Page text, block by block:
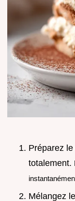
Préparez
totalement.
Mélangez